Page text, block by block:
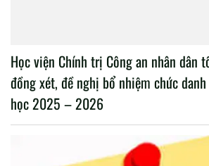
Học viện Chính trị Công an nhân dân
đồng xét, đề nghị bổ nhiệm chức
học 2025 – 2026